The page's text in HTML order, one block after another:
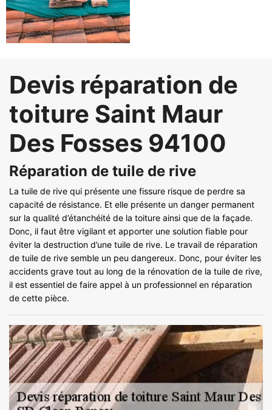
Devis réparation de
toiture Saint Maur
Des Fosses 94100
Réparation de tuile de rive
La tuile de rive qui présente une fissure risque de perdre sa
capacité de résistance. Et elle présente un danger permanent
sur la qualité d’étanchéité de la toiture ainsi que de la façade.
Donc, il faut être vigilant et apporter une solution fiable pour
éviter la destruction d’une tuile de rive. Le travail de réparation
de tuile de rive semble un peu dangereux. Donc, pour éviter les
accidents grave tout au long de la rénovation de la tuile de rive,
il est essentiel de faire appel à un professionnel en réparation
de cette pièce.